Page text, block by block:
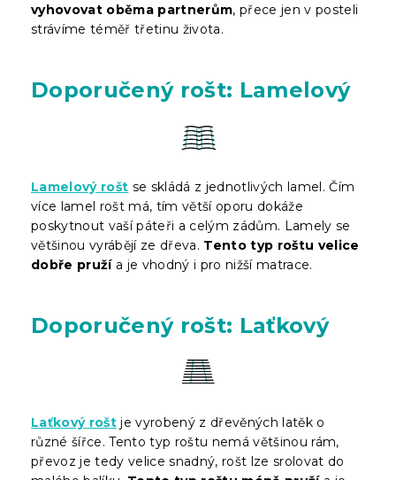
vyhovovat oběma partnerům, přece jen v posteli
strávíme téměř třetinu života.
Doporučený rošt: Lamelový
Lamelový rošt se skládá z jednotlivých lamel. Čím
více lamel rošt má, tím větší oporu dokáže
poskytnout vaší páteři a celým zádům. Lamely se
většinou vyrábějí ze dřeva. Tento typ roštu velice
dobře pružía je vhodný i pro nižší matrace.
Doporučený rošt: Laťkový
Laťkový rošt je vyrobený z dřevěných latěk o
různé šířce. Tento typ roštu nemá většinou rám,
převoz je tedy velice snadný, rošt lze srolovat do